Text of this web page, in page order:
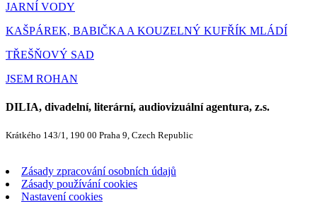
JARNÍ VODY
KAŠPÁREK, BABIČKA A KOUZELNÝ KUFŘÍK MLÁDÍ
TŘEŠŇOVÝ SAD
JSEM ROHAN
DILIA, divadelní, literární, audiovizuální agentura, z.s.
Krátkého 143/1, 190 00 Praha 9, Czech Republic
Zásady zpracování osobních údajů
Zásady používání cookies
Nastavení cookies